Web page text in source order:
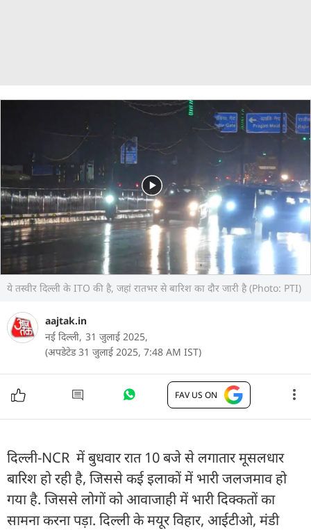
ये तस्वीर दिल्ली के ITO की है, जहां रातभर से बारिश का दौर जारी है (Photo: PTI)
aajtak.in
नई दिल्ली, 31 जुलाई 2025,
(अपडेटेड 31 जुलाई 2025, 7:48 AM IST)
FAV US ON
दिल्ली-NCR में बुधवार रात 10 बजे से लगातार मूसलधार
बारिश हो रही है, जिससे कई इलाकों में भारी जलजमाव हो
गया है. जिससे लोगों को आवाजाही में भारी दिक्कतों का
सामना करना पड़ा. दिल्ली के मयूर विहार, आईटीओ, मंडी